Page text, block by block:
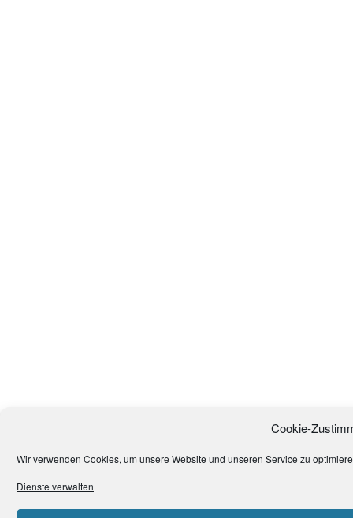
Cookie-
Wir verwenden Cookies, um unsere Website und unseren Service zu
Dienste verwalten